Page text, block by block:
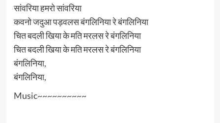
सांवरिया हमरो सांवरिया
कवनो जदुआ पड़वलस बंगलिनिया रे बंगलिनिया
चित बदली खिया के मति मरलस रे बंगलिनिया
चित बदली खिया के मति मरलस रे बंगलिनिया
बंगलिनिया,
बंगलिनिया,
Music~~~~~~~~~~